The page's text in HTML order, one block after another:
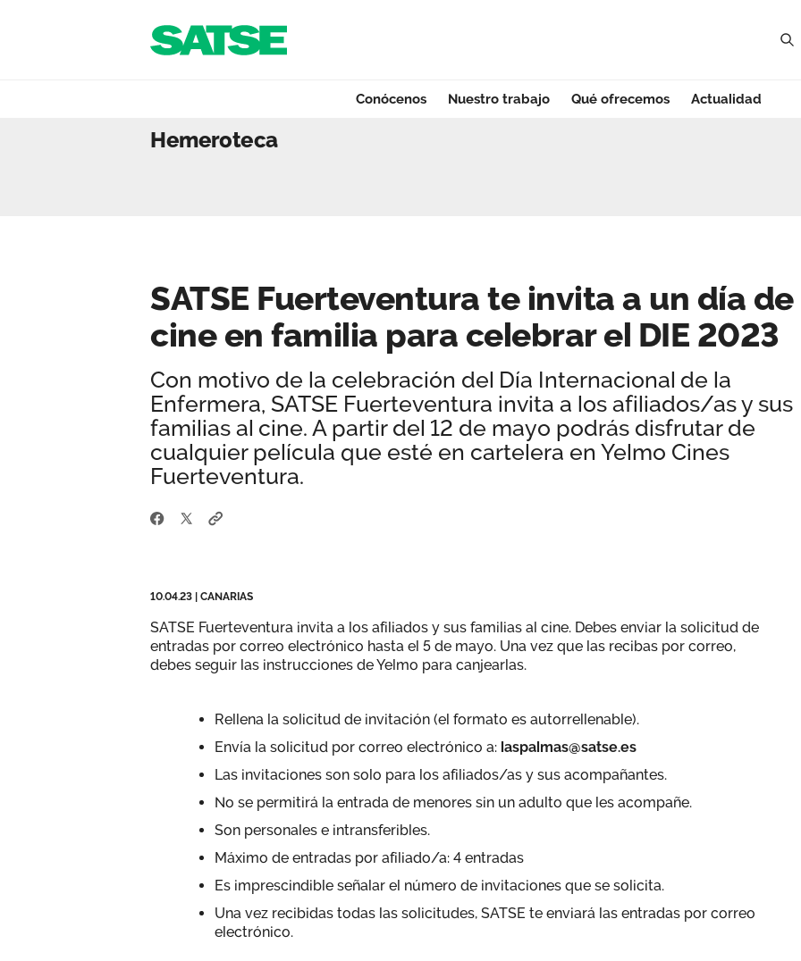
Navegación
Conócenos Nuestro trabajo Qué ofrecemos Actualidad
Qué ofrecemos
Actualidad
SATSE Fuerteventura te invita a
Hemeroteca
SATSE Fuerteventura te invita a un día de
cine en familia para celebrar el DIE 2023
Con motivo de la celebración del Día Internacional de la
Enfermera, SATSE Fuerteventura invita a los afiliados/as y sus
familias al cine. A partir del 12 de mayo podrás disfrutar de
cualquier película que esté en cartelera en Yelmo Cines
Fuerteventura.
10.04.23 | CANARIAS
SATSE Fuerteventura invita a los afiliados y sus familias al cine. Debes enviar la solicitud de
entradas por correo electrónico hasta el 5 de mayo. Una vez que las recibas por correo,
debes seguir las instrucciones de Yelmo para canjearlas.
Rellena la solicitud de invitación (el formato es autorrellenable).
Envía la solicitud por correo electrónico a: laspalmas@satse.es
Las invitaciones son solo para los afiliados/as y sus acompañantes.
No se permitirá la entrada de menores sin un adulto que les acompañe.
Son personales e intransferibles.
Máximo de entradas por afiliado/a: 4 entradas
Es imprescindible señalar el número de invitaciones que se solicita.
Una vez recibidas todas las solicitudes, SATSE te enviará las entradas por correo
electrónico.